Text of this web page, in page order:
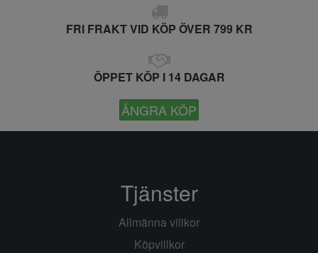
FRI FRAKT VID KÖP ÖVER 799 KR
ÖPPET KÖP I 14 DAGAR
ÅNGRA KÖP
Tjänster
Allmänna villkor
Köpvillkor